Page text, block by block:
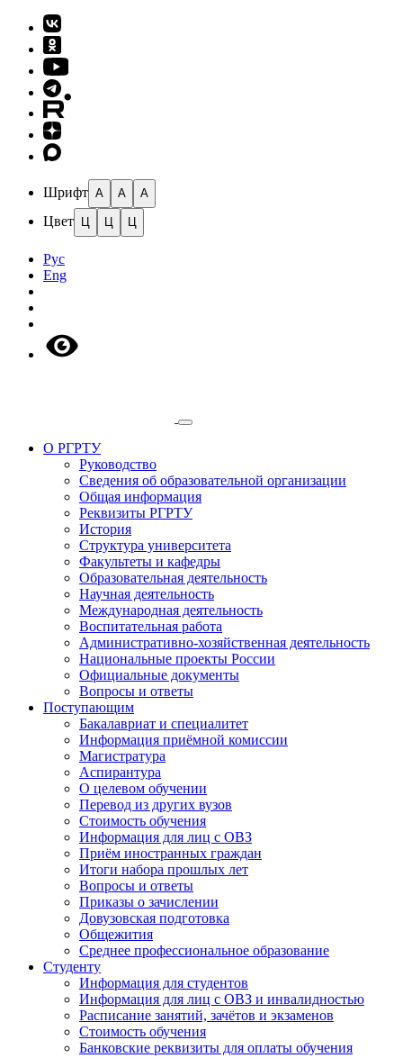
Шрифт A A A
Цвет Ц Ц Ц
Рус
Eng
О РГРТУ
Руководство
Сведения об образовательной организации
Общая информация
Реквизиты РГРТУ
История
Структура университета
Факультеты и кафедры
Образовательная деятельность
Научная деятельность
Международная деятельность
Воспитательная работа
Административно-хозяйственная деятельность
Национальные проекты России
Официальные документы
Вопросы и ответы
Поступающим
Бакалавриат и специалитет
Информация приёмной комиссии
Магистратура
Аспирантура
О целевом обучении
Перевод из других вузов
Стоимость обучения
Информация для лиц с ОВЗ
Приём иностранных граждан
Итоги набора прошлых лет
Вопросы и ответы
Приказы о зачислении
Довузовская подготовка
Общежития
Среднее профессиональное образование
Студенту
Информация для студентов
Информация для лиц с ОВЗ и инвалидностью
Расписание занятий, зачётов и экзаменов
Стоимость обучения
Банковские реквизиты для оплаты обучения